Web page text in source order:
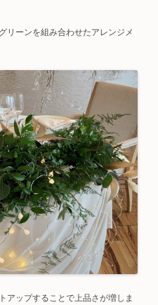
リーンを組み合わせたアレンジメ
アップすることで上品さが増しま